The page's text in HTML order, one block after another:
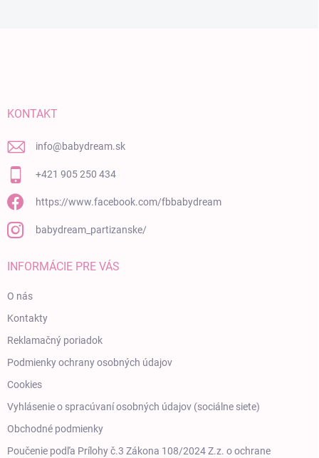
KONTAKT
info@babydream.sk
+421 905 250 434
https://www.facebook.com/fbbabydream
babydream_partizanske/
INFORMÁCIE PRE VÁS
O nás
Kontakty
Reklamačný poriadok
Podmienky ochrany osobných údajov
Cookies
Vyhlásenie o spracúvaní osobných údajov (sociálne siete)
Obchodné podmienky
Poučenie podľa Prílohy č.3 Zákona 108/2024 Z.z. o ochrane